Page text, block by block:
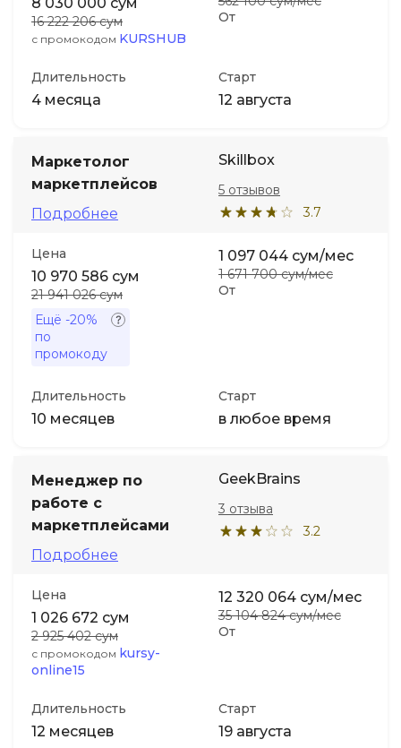
16 222 206 сум
с промокодом KURSHUB
От
Длительность
4 месяца
Старт
12 августа
Маркетолог
маркетплейсов
Подробнее
Skillbox
3.7
5 отзывов
Цена
10 970 586 сум
21 941 026 сум
Ещё -20%
по
промокоду
От
1 097 044 сум/мес
1 671 700 сум/мес
Длительность
10 месяцев
Старт
в любое время
Менеджер по
работе с
маркетплейсами
Подробнее
GeekBrains
3.2
3 отзыва
Цена
1 026 672 сум
2 925 402 сум
с промокодом kursy-
online15
От
12 320 064 сум/мес
35 104 824 сум/мес
Длительность
12 месяцев
Старт
19 августа